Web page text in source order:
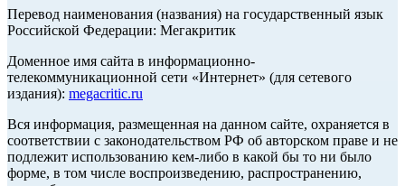
Перевод наименования (названия) на государственный язык
Российской Федерации: Мегакритик
Доменное имя сайта в информационно-
телекоммуникационной сети «Интернет» (для сетевого
издания): megacritic.ru
Вся информация, размещенная на данном сайте, охраняется в
соответствии с законодательством РФ об авторском праве и не
подлежит использованию кем-либо в какой бы то ни было
форме, в том числе воспроизведению, распространению,